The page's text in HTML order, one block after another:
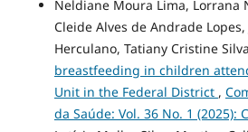
Neldiane Moura Lima, Lorrana
Cleide Alves de Andrade
Herculano, Tatiany Cristine
breastfeeding in children
Unit in the Federal District ,
da Saúde: Vol. 36 No. 1 (2025):